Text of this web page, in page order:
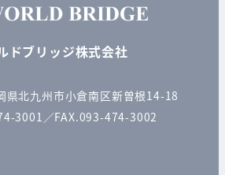
ドブリッジ株式会社
北九州市小倉南区新曽根14-18
3001／FAX.093-474-3002